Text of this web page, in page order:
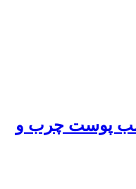
پوست چرب و